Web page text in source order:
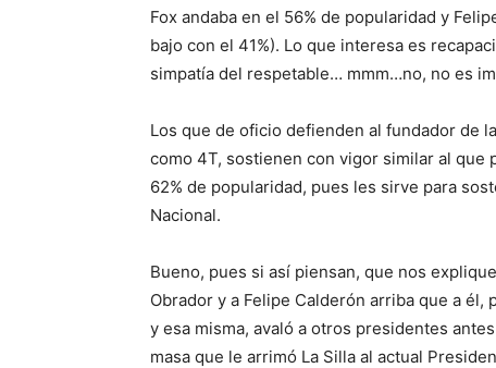
Fox andaba en el 56% de popularidad y
bajo con el 41%). Lo que interesa es
simpatía del respetable… mmm…no, no es
Los que de oficio defienden al fundador de
como 4T, sostienen con vigor similar al
62% de popularidad, pues les sirve para
Nacional.
Bueno, pues si así piensan, que nos
Obrador y a Felipe Calderón arriba que a
y esa misma, avaló a otros presidentes
masa que le arrimó La Silla al actual